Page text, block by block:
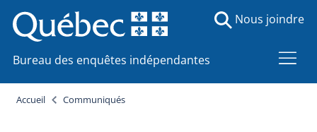
Bureau des enquêtes indépendantes
Nous joindre
Accueil Communiqués